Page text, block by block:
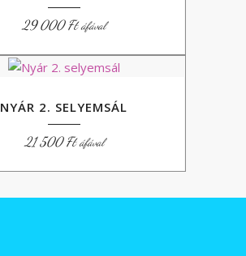
29 000Ft áfával
NYÁR 2. SELYEMSÁL
21 500Ft áfával